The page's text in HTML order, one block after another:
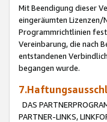
Mit Beendigung dieser
eingeräumten Lizenzen/
Programmrichtlinien
Vereinbarung, die nach
entstandenen
begangen wurde.
DAS
PARTNER-LINKS,